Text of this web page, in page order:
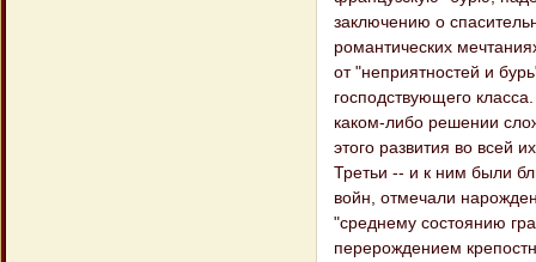
заключению о
романтических
от "неприятностей и
господствующего
каком-либо решении
этого развития во всей
Третьи -- и к ним были
войн, отмечали
"среднему состоянию
перерождением